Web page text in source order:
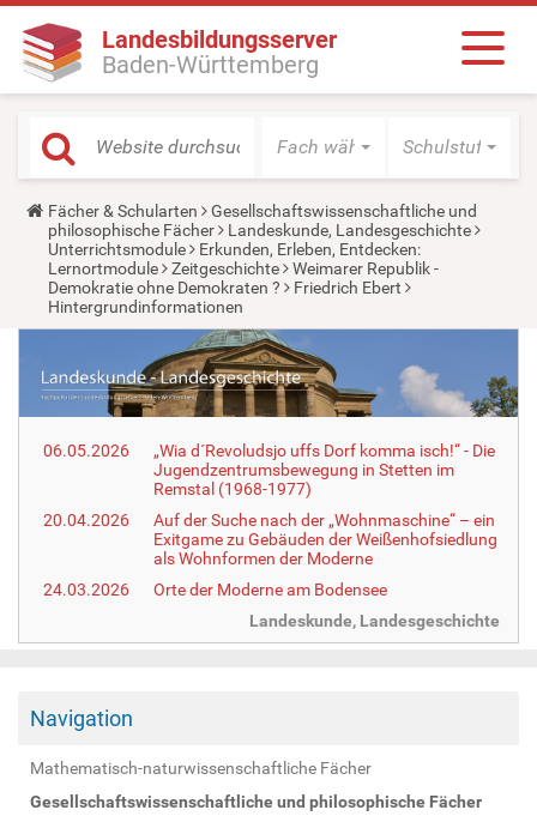
Landesbildungsserver
Baden-Württemberg
Fach wählen Schulstufe
Y
o
u
a
r
e
h
e
:
Fächer & Schularten
Gesellschaftswissenschaftliche und
philosophische Fächer
Landeskunde, Landesgeschichte
Unterrichtsmodule
Erkunden, Erleben, Entdecken:
Lernortmodule
Zeitgeschichte
Weimarer Republik -
Demokratie ohne Demokraten ?
Friedrich Ebert
Hintergrundinformationen
06.05.2026
„Wia d´Revoludsjo uffs Dorf komma isch!“ - Die
Jugendzentrumsbewegung in Stetten im
Remstal (1968-1977)
20.04.2026
Auf der Suche nach der „Wohnmaschine“ – ein
Exitgame zu Gebäuden der Weißenhofsiedlung
als Wohnformen der Moderne
24.03.2026
Orte der Moderne am Bodensee
Landeskunde, Landesgeschichte
Navigation
Mathematisch-naturwissenschaftliche Fächer
Gesellschaftswissenschaftliche und philosophische Fächer